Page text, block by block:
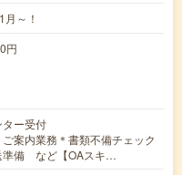
～！
円
ー受付
案内業務＊書類不備チェック
準備 など【OAスキ…